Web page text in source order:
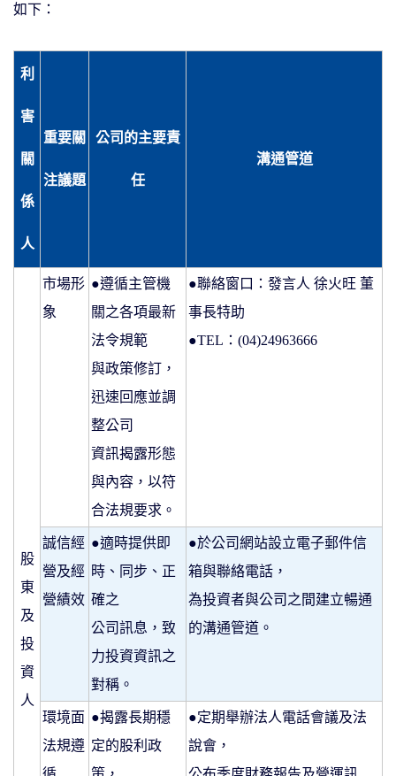
如下：
利
害
關
係
人
重要關
注議題
公司的主要責
任
溝通管道
股
東
及
投
資
人
市場形
象
●遵循主管機
關之各項最新
法令規範
與政策修訂，
迅速回應並調
整公司
資訊揭露形態
與內容，以符
合法規要求。
●聯絡窗口：發言人 徐火旺 董
事長特助
●TEL：(04)24963666
誠信經
營及經
營績效
●適時提供即
時、同步、正
確之
公司訊息，致
力投資資訊之
對稱。
●於公司網站設立電子郵件信
箱與聯絡電話，
為投資者與公司之間建立暢通
的溝通管道。
環境面
法規遵
●揭露長期穩
定的股利政
●定期舉辦法人電話會議及法
說會，